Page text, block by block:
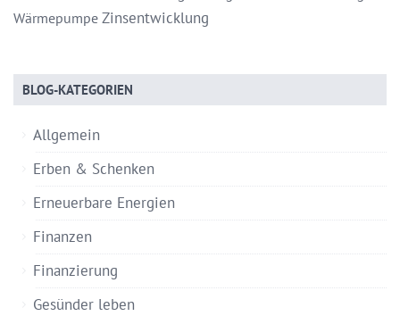
WärmepumpeZinsentwicklung
BLOG-KATEGORIEN
Allgemein
Erben & Schenken
Erneuerbare Energien
Finanzen
Finanzierung
Gesünder leben